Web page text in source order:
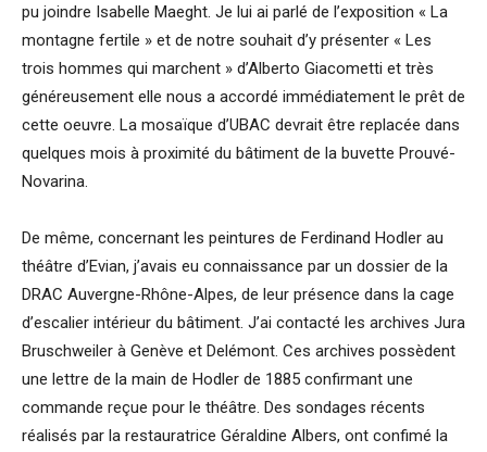
pu joindre Isabelle Maeght. Je lui ai parlé de l’exposition « La
montagne fertile » et de notre souhait d’y présenter « Les
trois hommes qui marchent » d’Alberto Giacometti et très
généreusement elle nous a accordé immédiatement le prêt de
cette oeuvre. La mosaïque d’UBAC devrait être replacée dans
quelques mois à proximité du bâtiment de la buvette Prouvé-
Novarina.
De même, concernant les peintures de Ferdinand Hodler au
théâtre d’Evian, j’avais eu connaissance par un dossier de la
DRAC Auvergne-Rhône-Alpes, de leur présence dans la cage
d’escalier intérieur du bâtiment. J’ai contacté les archives Jura
Bruschweiler à Genève et Delémont. Ces archives possèdent
une lettre de la main de Hodler de 1885 confirmant une
commande reçue pour le théâtre. Des sondages récents
réalisés par la restauratrice Géraldine Albers, ont confimé la